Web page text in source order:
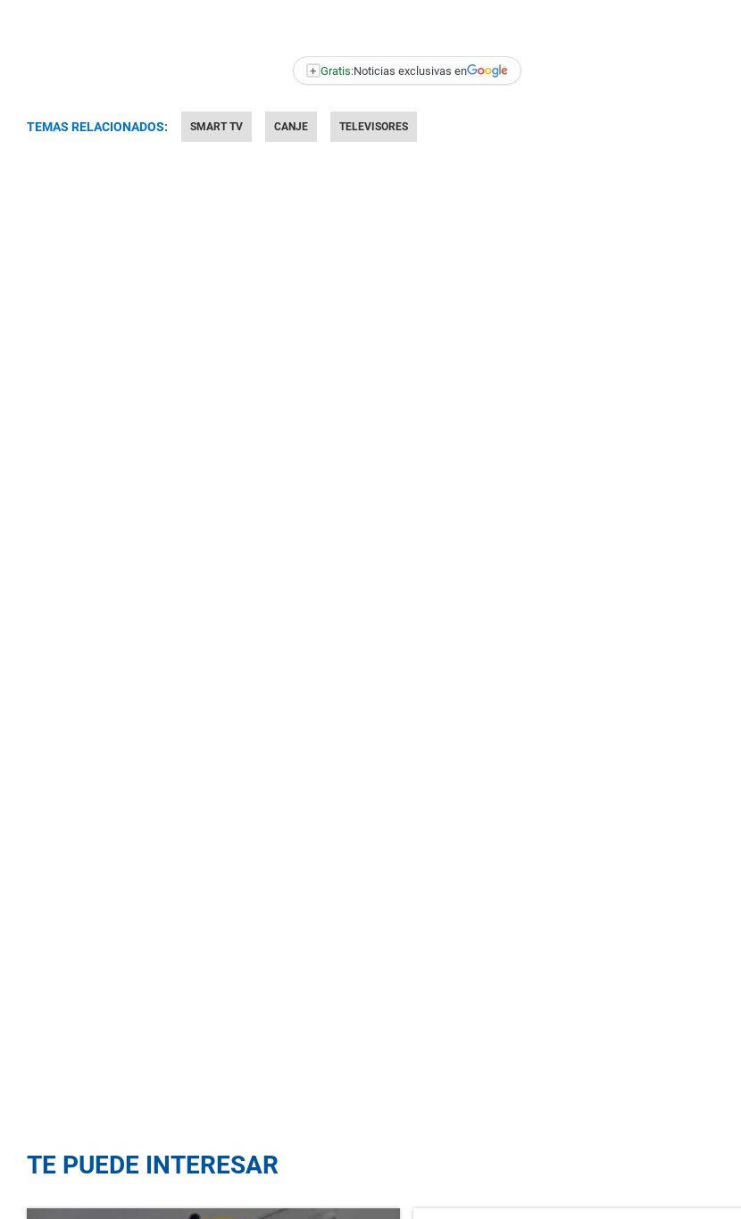
+ Gratis:Noticias exclusivas en
TEMAS RELACIONADOS: SMART TV CANJE TELEVISORES
TE PUEDE INTERESAR